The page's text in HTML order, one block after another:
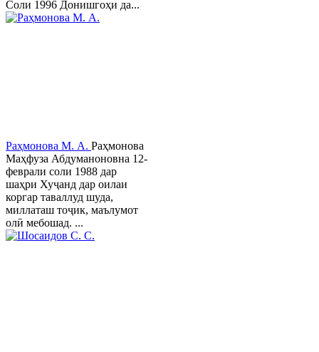
Соли 1996 Донишгоҳи да...
Раҳмонова М. А. Раҳмонова
Маҳфуза Абдуманоновна 12-
феврали соли 1988 дар
шаҳри Хуҷанд дар оилаи
коргар таваллуд шуда,
миллаташ тоҷик, маълумот
олӣ мебошад. ...